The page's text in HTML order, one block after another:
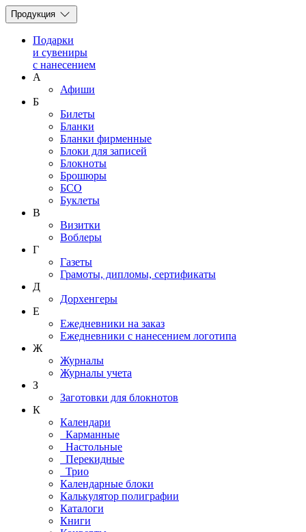
Продукция
Подарки
и сувениры
с нанесением
А
Афиши
Б
Билеты
Бланки
Бланки фирменные
Блоки для записей
Блокноты
Брошюры
БСО
Буклеты
В
Визитки
Воблеры
Г
Газеты
Грамоты, дипломы, сертификаты
Д
Дорхенгеры
Е
Ежедневники на заказ
Ежедневники с нанесением логотипа
Ж
Журналы
Журналы учета
З
Заготовки для блокнотов
К
Календари
Карманные
Настольные
Перекидные
Трио
Календарные блоки
Калькулятор полиграфии
Каталоги
Книги